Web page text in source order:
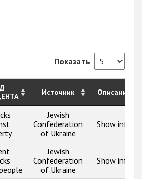
Показать
Источник Описание
Jewish
Confederation
of Ukraine
Show info
Jewish
Confederation
of Ukraine
Show info